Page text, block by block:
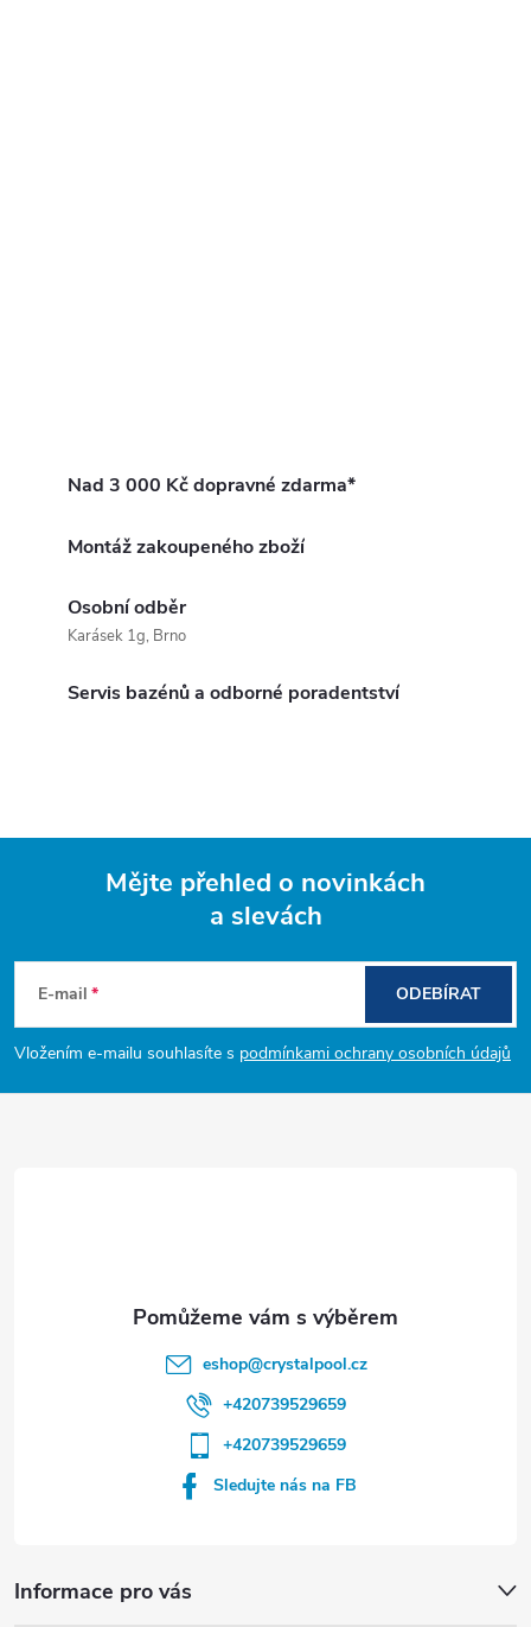
Nad 3 000 Kč dopravné zdarma*
Montáž zakoupeného zboží
Osobní odběr
Karásek 1g, Brno
Servis bazénů a odborné poradentství
p
a
Mějte přehled o novinkách
a slevách
E-mail
Vložením e-mailu souhlasíte s podmínkami ochrany osobních údajů
ODEBÍRAT
Informace pro vás
eshop@crystalpool.cz
+420739529659
+420739529659
Sledujte nás na FB